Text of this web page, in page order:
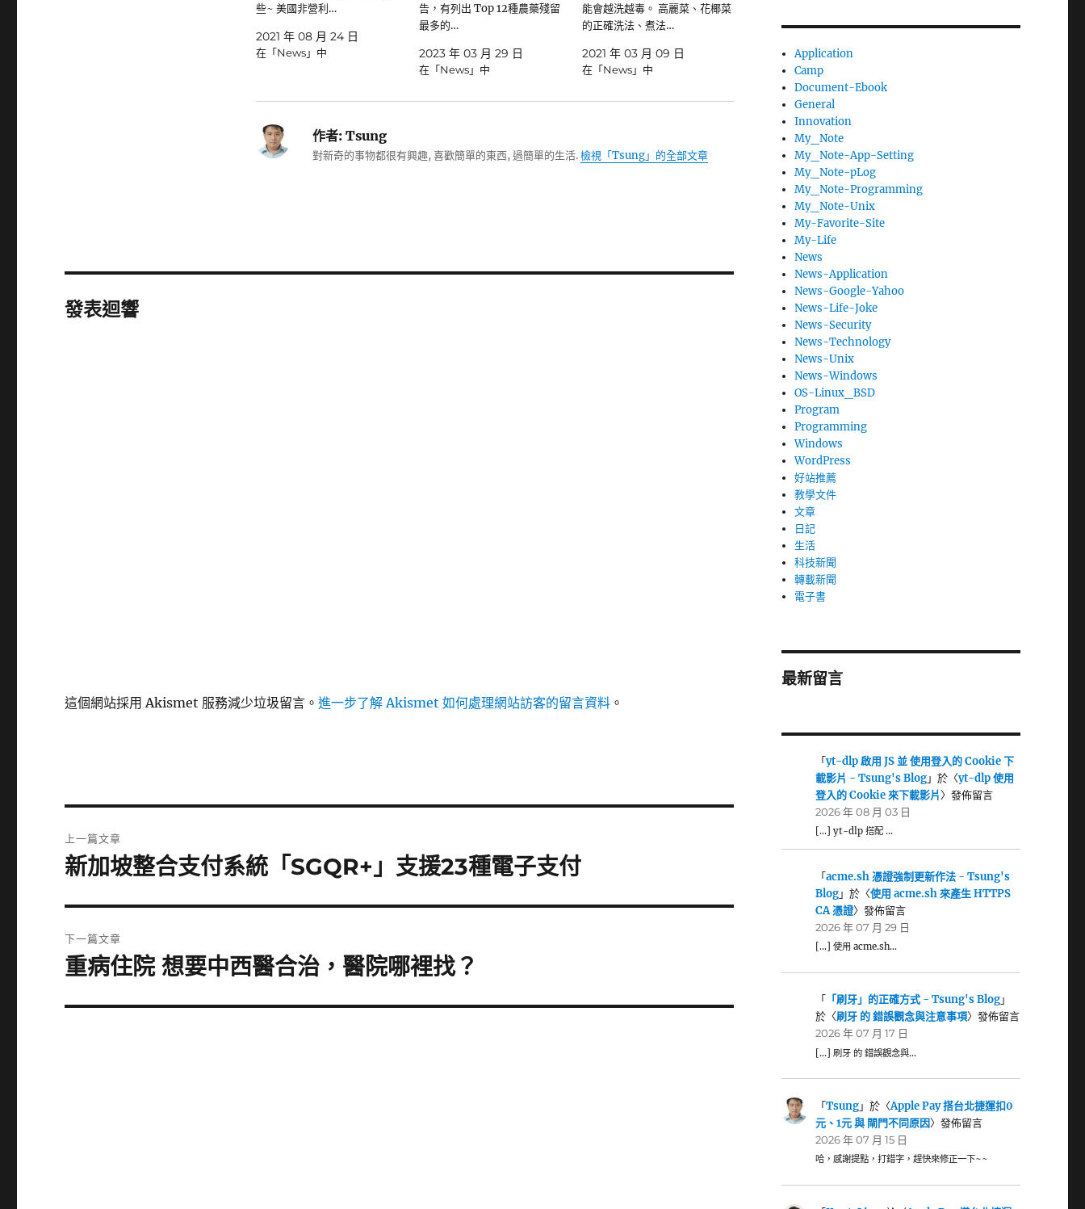
些~ 美國非營利…
2021 年 08 月 24 日
在「News」中
告，有列出 Top 12種農藥殘留
最多的…
2023 年 03 月 29 日
在「News」中
能會越洗越毒。 高麗菜、花椰菜
的正確洗法、煮法…
2021 年 03 月 09 日
在「News」中
作者:Tsung
對新奇的事物都很有興趣, 喜歡簡單的東西, 過簡單的生活.檢視「Tsung」的全部文章
發表迴響
這個網站採用 Akismet 服務減少垃圾留言。進一步了解 Akismet 如何處理網站訪客的留言資料 。
章
上一篇文章
上
篇
文
章:
新加坡整合支付系統「SGQR+」支援23種電子支付
下一篇文章
下
篇
重病住院 想要中西醫合治，醫院哪裡找？
Application
Camp
Document-Ebook
General
Innovation
My_Note
My_Note-App-Setting
My_Note-pLog
My_Note-Programming
My_Note-Unix
My-Favorite-Site
My-Life
News
News-Application
News-Google-Yahoo
News-Life-Joke
News-Security
News-Technology
News-Unix
News-Windows
OS-Linux_BSD
Program
Programming
Windows
WordPress
好站推薦
教學文件
文章
日記
生活
科技新聞
轉載新聞
電子書
最新留言
「yt-dlp 啟用 JS 並 使用登入的 Cookie 下
載影片 - Tsung's Blog」於〈yt-dlp 使用
登入的 Cookie 來下載影片〉發佈留言
2026 年 08 月 03 日
[…] yt-dlp 搭配 …
「acme.sh 憑證強制更新作法 - Tsung's
Blog」於〈使用 acme.sh 來產生 HTTPS
CA 憑證〉發佈留言
2026 年 07 月 29 日
[…] 使用 acme.sh…
「 「刷牙」的正確方式 - Tsung's Blog」
於〈刷牙 的 錯誤觀念與注意事項〉發佈留言
2026 年 07 月 17 日
[…] 刷牙 的 錯誤觀念與…
「Tsung」於〈Apple Pay 搭台北捷運扣0
元、1元 與 閘門不同原因〉發佈留言
2026 年 07 月 15 日
哈，感謝提點，打錯字，趕快來修正一下~~